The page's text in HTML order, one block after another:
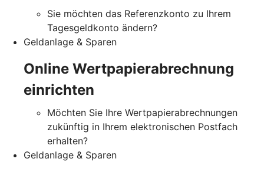
Sie möchten das Referenzkonto zu Ihrem
Tagesgeldkonto ändern?
Geldanlage & Sparen
Online Wertpapierabrechnung
einrichten
Möchten Sie Ihre Wertpapierabrechnungen
zukünftig in Ihrem elektronischen Postfach
erhalten?
Geldanlage & Sparen